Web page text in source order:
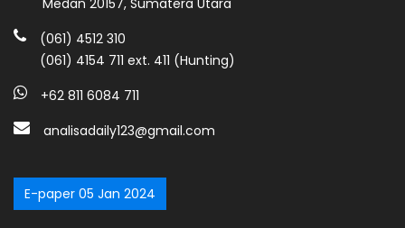
(061) 4512 310
(061) 4154 711 ext. 411 (Hunting)
+62 811 6084 711
analisadaily123@gmail.com
E-paper 05 Jan 2024